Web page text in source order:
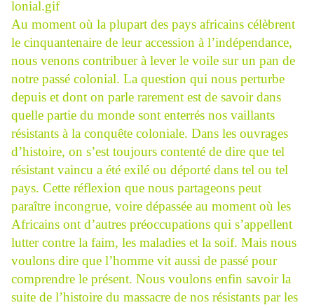
Au moment où la plupart des pays africains célèbrent
le cinquantenaire de leur accession à l’indépendance,
nous venons contribuer à lever le voile sur un pan de
notre passé colonial. La question qui nous perturbe
depuis et dont on parle rarement est de savoir dans
quelle partie du monde sont enterrés nos vaillants
résistants à la conquête coloniale. Dans les ouvrages
d’histoire, on s’est toujours contenté de dire que tel
résistant vaincu a été exilé ou déporté dans tel ou tel
pays. Cette réflexion que nous partageons peut
paraître incongrue, voire dépassée au moment où les
Africains ont d’autres préoccupations qui s’appellent
lutter contre la faim, les maladies et la soif. Mais nous
voulons dire que l’homme vit aussi de passé pour
comprendre le présent. Nous voulons enfin savoir la
suite de l’histoire du massacre de nos résistants par les